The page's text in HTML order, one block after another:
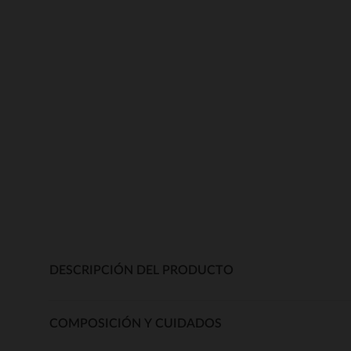
DESCRIPCIÓN DEL PRODUCTO
COMPOSICIÓN Y CUIDADOS